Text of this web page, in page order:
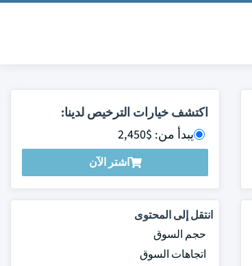
اكتشف خيارات الترخيص لدينا:
يبدأ من: $2,450
اشتر الآن
انتقل إلى المحتوى
حجم السوق
اتجاهات السوق